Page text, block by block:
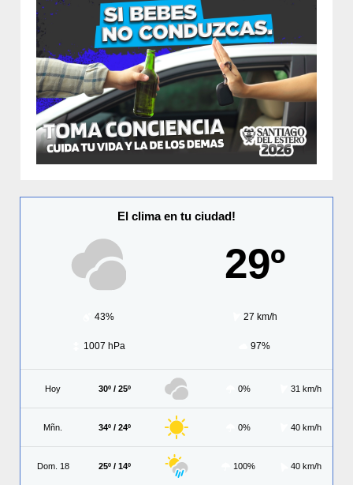
El clima en tu ciudad!
29º
43% 27 km/h
1007 hPa 97%
Hoy 30º / 25º 0% 31 km/h
Mñn. 34º / 24º 0% 40 km/h
Dom. 18 25º / 14º 100% 40 km/h